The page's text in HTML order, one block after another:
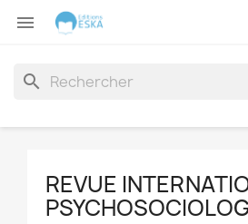

search
REVUE